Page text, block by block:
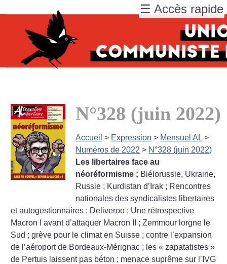
N°328 (juin 2022)
Accueil > Expression > Mensuel AL >
Numéros de 2022 > N°328 (juin 2022)
Les libertaires face au
néoréformisme ; Biélorussie, Ukraine,
Russie ; Kurdistan d’Irak ; Rencontres
nationales des syndicalistes libertaires
et autogestionnaires ; Deliveroo ; Une rétrospective
Macron I avant d’attaquer Macron II
; Zemmour lorgne le
Sud ; grève pour le climat en Suisse ; contre l’expansion
de l’aéroport de Bordeaux-Mérignac ; les « zapatatistes »
de Pertuis laissent pas béton ; menace suprême sur l’IVG
☰ Accès rapide